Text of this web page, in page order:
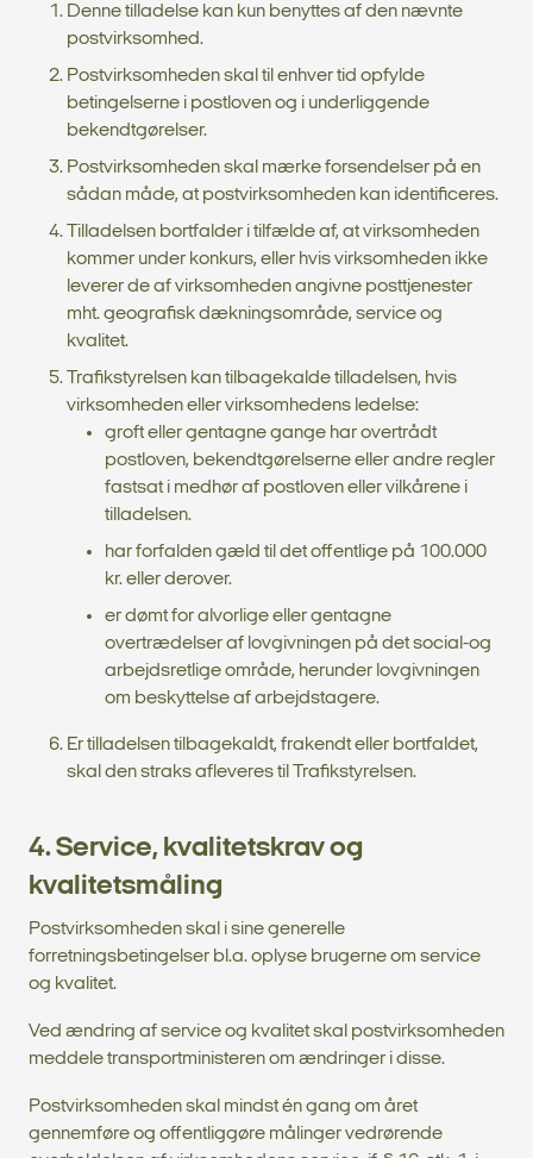
Denne tilladelse kan kun benyttes af den nævnte
postvirksomhed.
Postvirksomheden skal til enhver tid opfylde
betingelserne i postloven og i underliggende
bekendtgørelser.
Postvirksomheden skal mærke forsendelser på en
sådan måde, at postvirksomheden kan identificeres.
Tilladelsen bortfalder i tilfælde af, at virksomheden
kommer under konkurs, eller hvis virksomheden ikke
leverer de af virksomheden angivne posttjenester
mht. geografisk dækningsområde, service og
kvalitet.
Trafikstyrelsen kan tilbagekalde tilladelsen, hvis
virksomheden eller virksomhedens ledelse:
groft eller gentagne gange har overtrådt
postloven, bekendtgørelserne eller andre regler
fastsat i medhør af postloven eller vilkårene i
tilladelsen.
har forfalden gæld til det offentlige på 100.000
kr. eller derover.
er dømt for alvorlige eller gentagne
overtrædelser af lovgivningen på det social-og
arbejdsretlige område, herunder lovgivningen
om beskyttelse af arbejdstagere.
Er tilladelsen tilbagekaldt, frakendt eller bortfaldet,
skal den straks afleveres til Trafikstyrelsen.
4. Service, kvalitetskrav og
kvalitetsmåling
Postvirksomheden skal i sine generelle
forretningsbetingelser bl.a. oplyse brugerne om service
og kvalitet.
Ved ændring af service og kvalitet skal postvirksomheden
meddele transportministeren om ændringer i disse.
Postvirksomheden skal mindst én gang om året
gennemføre og offentliggøre målinger vedrørende